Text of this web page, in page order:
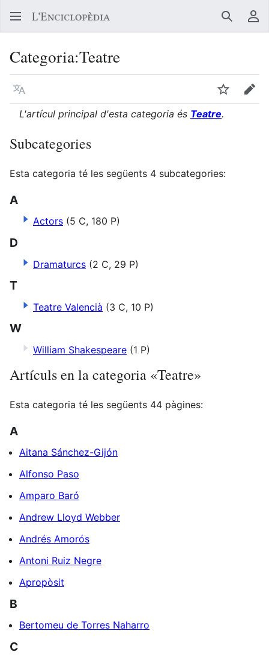
Buscar
Categoria:Teatre
Llegir en un atre idioma Vigilar
L'artícul principal d'esta categoria és Teatre.
Subcategories
Esta categoria té les següents 4 subcategories:
A
Actors (5 C, 180 P)
D
Dramaturcs (2 C, 29 P)
T
Teatre Valencià (3 C, 10 P)
W
William Shakespeare (1 P)
Artículs en la categoria «Teatre»
Esta categoria té les següents 44 pàgines:
A
Aitana Sánchez-Gijón
Alfonso Paso
Amparo Baró
Andrew Lloyd Webber
Andrés Amorós
Antoni Ruiz Negre
Apropòsit
B
Bertomeu de Torres Naharro
C